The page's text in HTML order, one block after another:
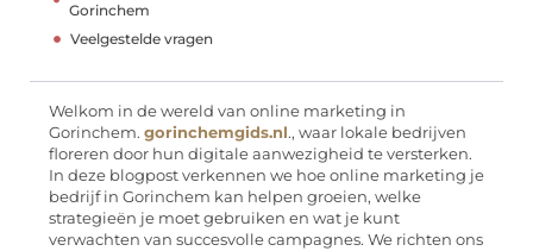
Gorinchem
Veelgestelde vragen
Welkom in de wereld van online marketing in
Gorinchem. gorinchemgids.nl., waar lokale bedrijven
floreren door hun digitale aanwezigheid te versterken.
In deze blogpost verkennen we hoe online marketing je
bedrijf in Gorinchem kan helpen groeien, welke
strategieën je moet gebruiken en wat je kunt
verwachten van succesvolle campagnes. We richten ons